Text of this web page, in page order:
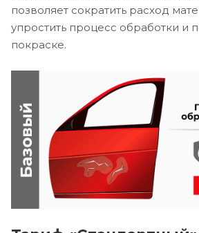
позволяет сократить расход
упростить процесс обработки и
покраске.